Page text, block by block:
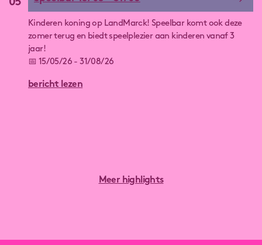
05
Kinderen koning op LandMarck! Speelbar komt ook deze
zomer terug en biedt speelplezier aan kinderen vanaf 3
jaar!
📅 15/05/26 - 31/08/26
🕔 Mei & Juni
⛳️ Mini-golf ⚽ Voetbalterrein 🪖 Hindernissenparcours
bericht lezen
Meer highlights